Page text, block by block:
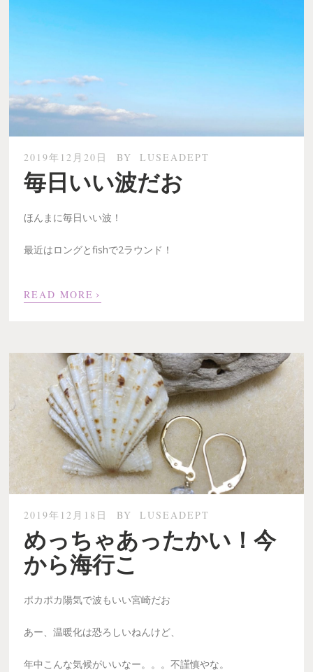
2019年12月20日 BY LUSEADEPT
毎日いい波だお
ほんまに毎日いい波！
最近はロングとfishで2ラウンド！
READ MORE ›
2019年12月18日 BY LUSEADEPT
めっちゃあったかい！今
から海行こ
ポカポカ陽気で波もいい宮崎だお
あー、温暖化は恐ろしいねんけど、
年中こんな気候がいいなー。。。不謹慎やな。